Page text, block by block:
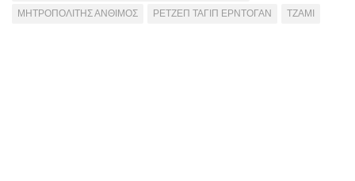
ΜΗΤΡΟΠΟΛΙΤΗΣ ΑΝΘΙΜΟΣ
ΡΕΤΖΕΠ ΤΑΓΙΠ ΕΡΝΤΟΓΑΝ ΤΖΑΜΙ